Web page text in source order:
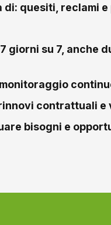
di: quesiti, reclami
giorni su 7, anche
contrattuali
bisogni e